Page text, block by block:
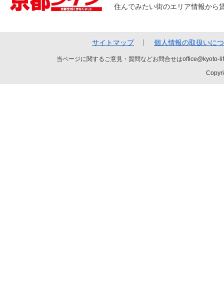
住んでみたい街のエリア情報から
サイトマップ 個人情報の取扱いに
当ページに関するご意見・質問などお問合せは